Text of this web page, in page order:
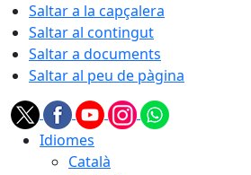
Saltar a la capçalera
Saltar al contingut
Saltar a documents
Saltar al peu de pàgina
Idiomes
Català